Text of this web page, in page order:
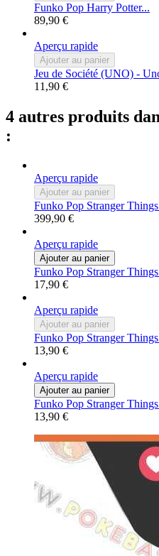
Funko Pop Harry Potter...
89,90 €
Aperçu rapide
Ajouter au panier
Jeu de Société (UNO) -
11,90 €
4 autres produits
:
Aperçu rapide
Ajouter au panier
Funko Pop Stranger
399,90 €
Aperçu rapide
Ajouter au panier
Funko Pop Stranger
17,90 €
Aperçu rapide
Ajouter au panier
Funko Pop Stranger
13,90 €
Aperçu rapide
Ajouter au panier
Funko Pop Stranger
13,90 €